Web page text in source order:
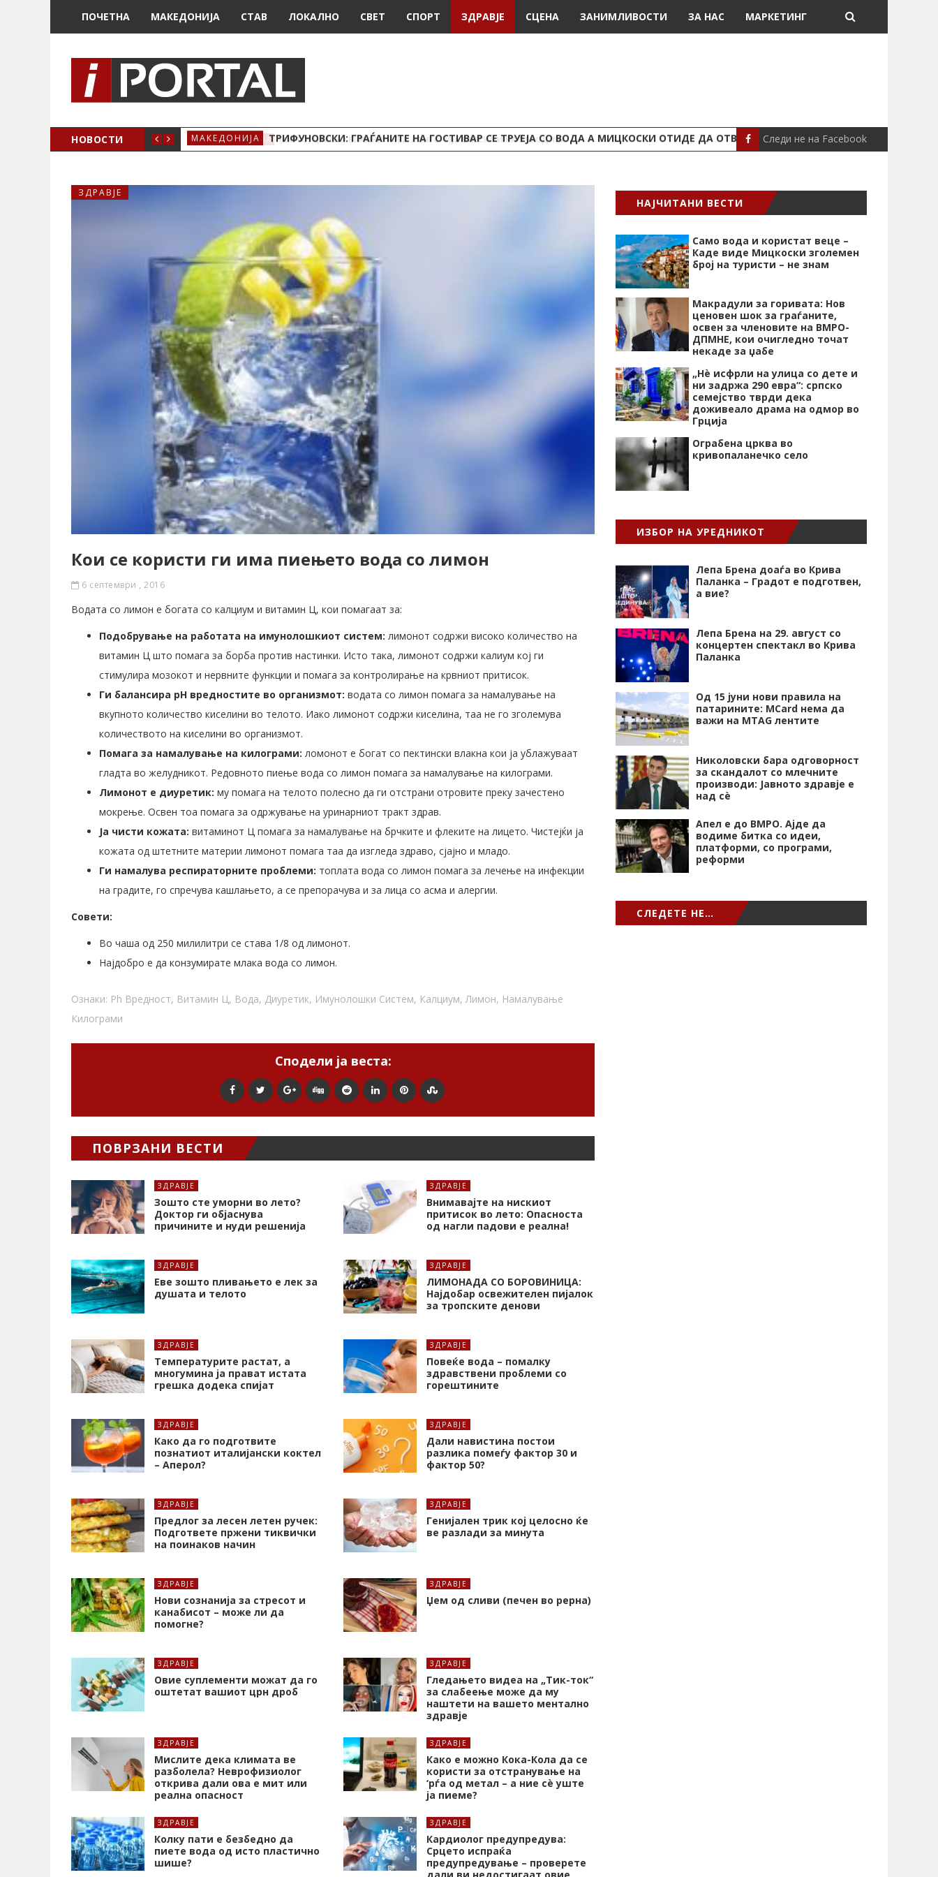
ПОЧЕТНА МАКЕДОНИЈА СТАВ ЛОКАЛНО СВЕТ СПОРТ ЗДРАВЈЕ СЦЕНА ЗАНИМЛИВОСТИ ЗА НАС МАРКЕТИНГ
НОВОСТИ МАКЕДОНИЈА ТРИФУНОВСКИ: ГРАЃАНИТЕ НА ГОСТИВАР СЕ ТРУЕЈА СО ВОДА А МИЦКОСКИ ОТИДЕ ДА ОТВОРА БАЗЕН МАКЕДОНИЈА
Следи не на Facebook
ЗДРАВЈЕ
Кои се користи ги има пиењето вода со лимон
6 септември , 2016
Водата со лимон е богата со калциум и витамин Ц, кои помагаат за:
Подобрување на работата на имунолошкиот систем: лимонот содржи високо количество на
витамин Ц што помага за борба против настинки. Исто така, лимонот содржи калиум кој ги
стимулира мозокот и нервните функции и помага за контролирање на крвниот притисок.
Ги балансира pH вредностите во организмот: водата со лимон помага за намалување на
вкупното количество киселини во телото. Иако лимонот содржи киселина, таа не го зголемува
количеството на киселини во организмот.
Помага за намалување на килограми: ломонот е богат со пектински влакна кои ја ублажуваат
гладта во желудникот. Редовното пиење вода со лимон помага за намалување на килограми.
Лимонот е диуретик: му помага на телото полесно да ги отстрани отровите преку зачестено
мокрење. Освен тоа помага за одржување на уринарниот тракт здрав.
Ја чисти кожата: витаминот Ц помага за намалување на брчките и флеките на лицето. Чистејќи ја
кожата од штетните материи лимонот помага таа да изгледа здраво, сјајно и младо.
Ги намалува респираторните проблеми: топлата вода со лимон помага за лечење на инфекции
на градите, го спречува кашлањето, а се препорачува и за лица со асма и алергии.
Совети:
Во чаша од 250 милилитри се става 1/8 од лимонот.
Најдобро е да конзумирате млака вода со лимон.
Ознаки: Ph Вредност, Витамин Ц, Вода, Диуретик, Имунолошки Систем, Калциум,Лимон, Намалување
Килограми
Сподели ја веста:
ПОВРЗАНИ ВЕСТИ
ЗДРАВЈЕ
Зошто сте уморни во лето?
Доктор ги објаснува
причините и нуди решенија
ЗДРАВЈЕ
Внимавајте на нискиот
притисок во лето: Опасноста
од нагли падови е реална!
ЗДРАВЈЕ
Еве зошто пливањето е лек за
душата и телото
ЗДРАВЈЕ
ЛИМОНАДА СО БОРОВИНИЦА:
Најдобар освежителен пијалок
за тропските денови
ЗДРАВЈЕ
Температурите растат, а
многумина ја прават истата
грешка додека спијат
ЗДРАВЈЕ
Повеќе вода – помалку
здравствени проблеми со
горештините
ЗДРАВЈЕ
Како да го подготвите
познатиот италијански коктел
– Аперол?
ЗДРАВЈЕ
Дали навистина постои
разлика помеѓу фактор 30 и
фактор 50?
ЗДРАВЈЕ
Предлог за лесен летен ручек:
Подгответе пржени тиквички
на поинаков начин
ЗДРАВЈЕ
Генијален трик кој целосно ќе
ве разлади за минута
ЗДРАВЈЕ
Нови сознанија за стресот и
канабисот – може ли да
помогне?
ЗДРАВЈЕ
Џем од сливи (печен во рерна)
ЗДРАВЈЕ
Oвие суплементи можат да го
оштетат вашиот црн дроб
ЗДРАВЈЕ
Гледањето видеа на „Тик-ток“
за слабеење може да му
наштети на вашето ментално
здравје
ЗДРАВЈЕ
Мислите дека климата ве
разболела? Неврофизиолог
открива дали ова е мит или
реална опасност
ЗДРАВЈЕ
Како е можно Кока-Кола да се
користи за отстранување на
‘рѓа од метал – а ние сè уште
ја пиеме?
ЗДРАВЈЕ
Колку пати е безбедно да
пиете вода од исто пластично
шише?
ЗДРАВЈЕ
Кардиолог предупредува:
Срцето испраќа
предупредување – проверете
НАЈЧИТАНИ ВЕСТИ
Само вода и користат веце –
Каде виде Мицкоски зголемен
број на туристи – не знам
Макрадули за горивата: Нов
ценовен шок за граѓаните,
освен за членовите на ВМРО-
ДПМНЕ, кои очигледно точат
некаде за џабе
„Нѐ исфрли на улица со дете и
ни задржа 290 евра“: српско
семејство тврди дека
доживеало драма на одмор во
Грција
Ограбена црква во
кривопаланечко село
ИЗБОР НА УРЕДНИКОТ
Лепа Брена доаѓа во Крива
Паланка – Градот е подготвен,
а вие?
Лепа Брена на 29. август со
концертен спектакл во Крива
Паланка
Од 15 јуни нови правила на
патарините: MCard нема да
важи на MTAG лентите
Николовски бара одговорност
за скандалот со млечните
производи: Јавното здравје е
над сѐ
Апел е до ВМРО. Ајде да
водиме битка со идеи,
платформи, со програми,
реформи
СЛЕДЕТЕ НЕ…